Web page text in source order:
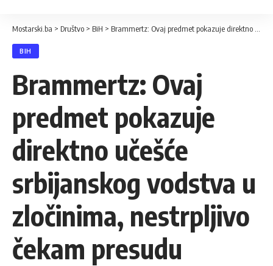
Mostarski.ba > Društvo > BiH > Brammertz: Ovaj predmet pokazuje direktno učešće srbijanskog vodstva u zločinima, nestrpljivo čekam presudu
BIH
Brammertz: Ovaj
predmet pokazuje
direktno učešće
srbijanskog vodstva u
zločinima, nestrpljivo
čekam presudu